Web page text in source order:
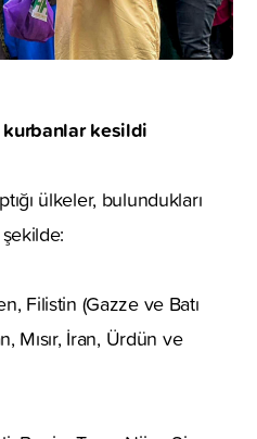
kesildi
ülkeler, bulundukları
Filistin (Gazze ve Batı
Mısır, İran, Ürdün ve